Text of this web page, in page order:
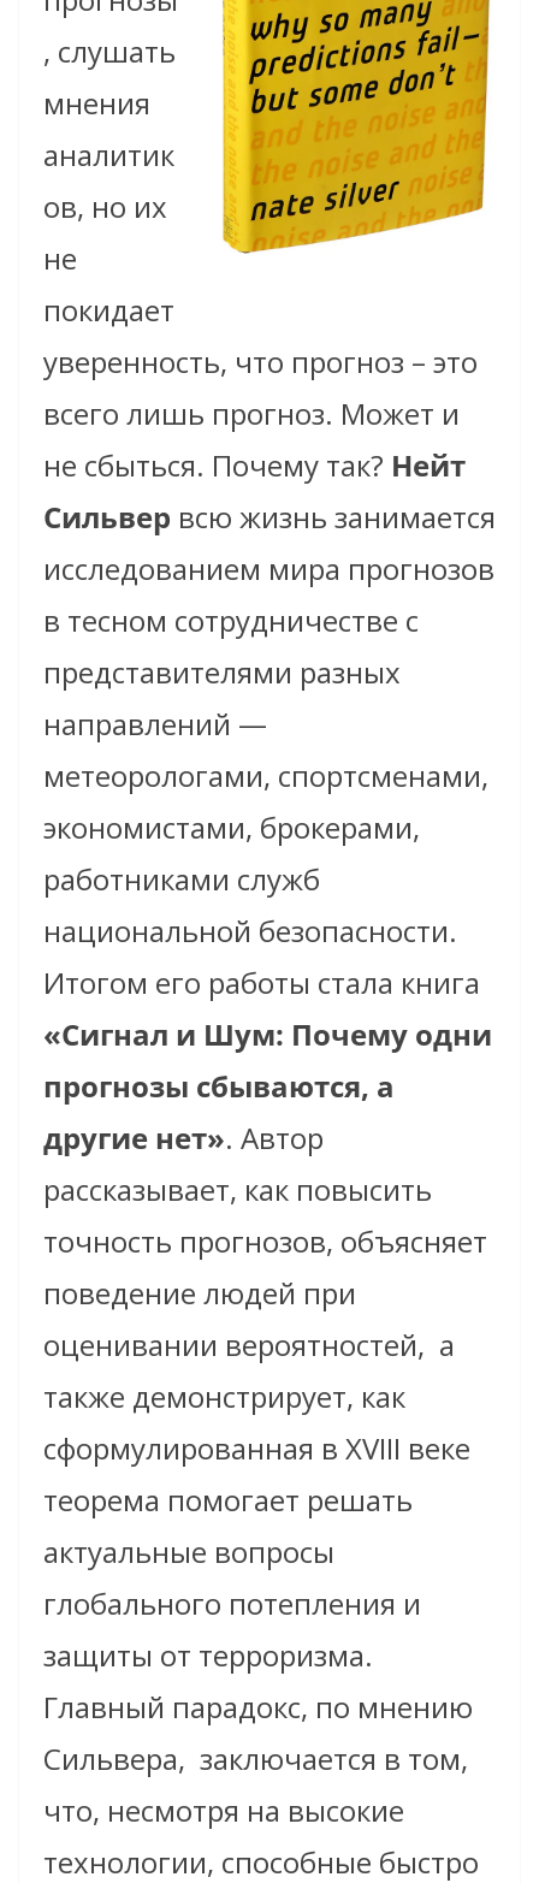
, слушать
мнения
аналитик
ов, но их
не
покидает
уверенность, что прогноз – это
всего лишь прогноз. Может и
не сбыться. Почему так? Нейт
Сильвер всю жизнь занимается
исследованием мира прогнозов
в тесном сотрудничестве с
представителями разных
направлений —
метеорологами, спортсменами,
экономистами, брокерами,
работниками служб
национальной безопасности.
Итогом его работы стала книга
«Сигнал и Шум: Почему одни
прогнозы сбываются, а
другие нет». Автор
рассказывает, как повысить
точность прогнозов, объясняет
поведение людей при
оценивании вероятностей, а
также демонстрирует, как
сформулированная в XVIII веке
теорема помогает решать
актуальные вопросы
глобального потепления и
защиты от терроризма.
Главный парадокс, по мнению
Сильвера, заключается в том,
что, несмотря на высокие
технологии, способные быстро